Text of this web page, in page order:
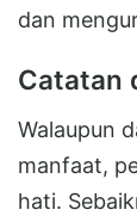
dan
Catatan
Walaupun
manfaat,
hati.